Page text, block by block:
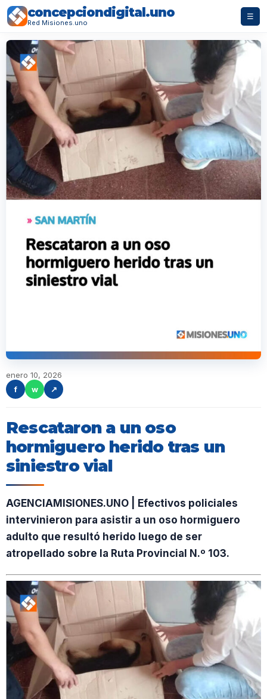
concepciondigital.uno
Red Misiones.uno
☰
enero 10, 2026
f
w ↗
Rescataron a un oso
hormiguero herido tras un
siniestro vial
AGENCIAMISIONES.UNO | Efectivos policiales
intervinieron para asistir a un oso hormiguero
adulto que resultó herido luego de ser
atropellado sobre la Ruta Provincial N.º 103.